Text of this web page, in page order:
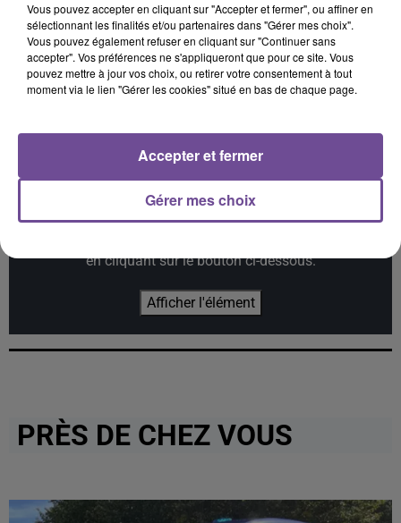
KUNGS
This Girl
LUIZA
Jet Lag
FLO RIDA
Whistle
Cet élément est masqué compte-tenu du refus du
dépôt de cookies que vous avez exprimé. Si vous
en cliquant sur le bouton ci-dessous.
Afficher l'élément
PRÈS DE CHEZ VOUS
Vous pouvez accepter en cliquant sur "Accepter et fermer", ou affiner en
sélectionnant les finalités et/ou partenaires dans "Gérer mes choix".
Vous pouvez également refuser en cliquant sur "Continuer sans
accepter". Vos préférences ne s'appliqueront que pour ce site. Vous
pouvez mettre à jour vos choix, ou retirer votre consentement à tout
moment via le lien "Gérer les cookies" situé en bas de chaque page.
Gérer mes choix
Accepter et fermer